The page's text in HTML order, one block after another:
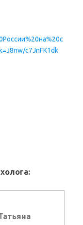
c7JnFK1dk